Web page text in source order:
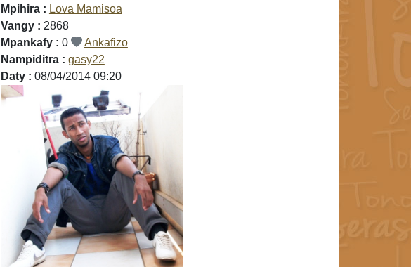
Mpihira : Lova Mamisoa
Vangy : 2868
Mpankafy : 0
Ankafizo
Nampiditra : gasy22
Daty : 08/04/2014 09:20